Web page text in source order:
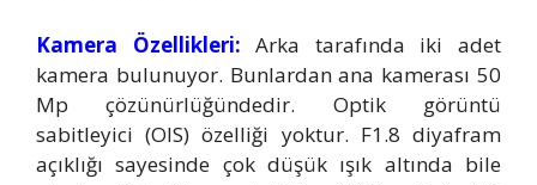
Kamera Özellikleri: Arka tarafında iki adet
kamera bulunuyor. Bunlardan ana kamerası 50
Mp çözünürlüğündedir. Optik görüntü
sabitleyici (OIS) özelliği yoktur. F1.8 diyafram
açıklığı sayesinde çok düşük ışık altında bile